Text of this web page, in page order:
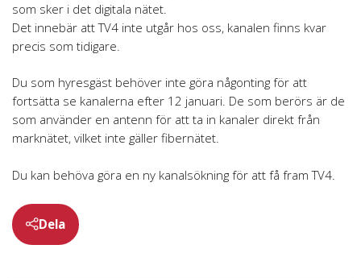
som sker i det digitala nätet.
Det innebär att TV4 inte utgår hos oss, kanalen finns kvar
precis som tidigare.
Du som hyresgäst behöver inte göra någonting för att
fortsätta se kanalerna efter 12 januari. De som berörs är de
som använder en antenn för att ta in kanaler direkt från
marknätet, vilket inte gäller fibernätet.
Du kan behöva göra en ny kanalsökning för att få fram TV4.
Dela